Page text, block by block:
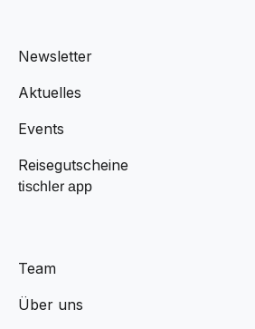
Newsletter
Aktuelles
Events
Reisegutscheine
tischler app
Team
Über uns